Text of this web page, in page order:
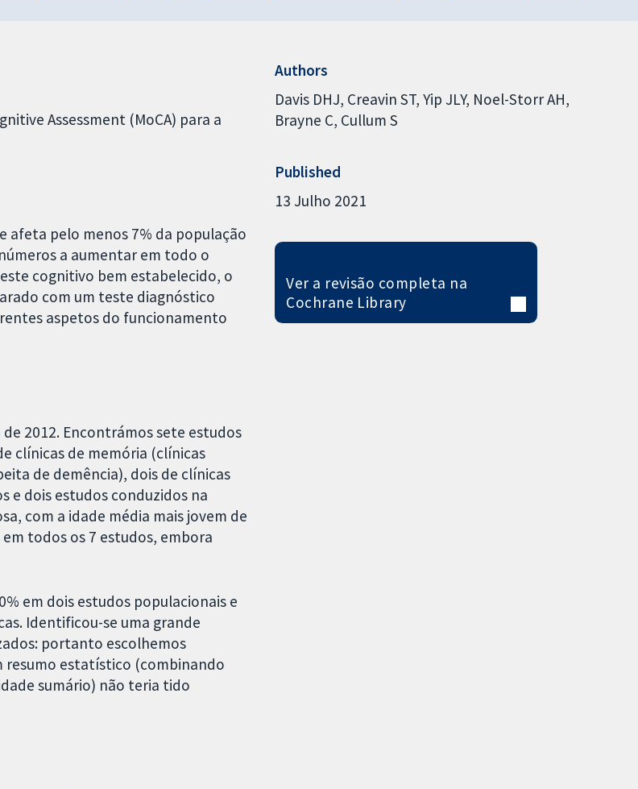
Assessment (MoCA) para a
afeta pelo menos 7% da população
a aumentar em todo o
cognitivo bem estabelecido, o
com um teste diagnóstico
aspetos do funcionamento
2012. Encontrámos sete estudos
clínicas de memória (clínicas
de demência), dois de clínicas
e dois estudos conduzidos na
com a idade média mais jovem de
todos os 7 estudos, embora
em dois estudos populacionais e
Identificou-se uma grande
portanto escolhemos
resumo estatístico (combinando
sumário) não teria tido
Authors
Davis DHJ Creavin ST Yip JLY Noel-Storr AH
Brayne C Cullum S
Published
13 Julho 2021
Ver a revisão completa na
Cochrane Library